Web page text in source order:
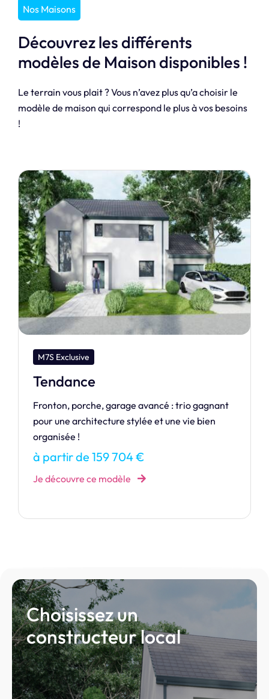
Nos Maisons
Découvrez les différents
modèles de Maison disponibles !
Le terrain vous plait ? Vous n’avez plus qu’a choisir le
modèle de maison qui correspond le plus à vos besoins
!
M7S Dream
Bora 90
Notre maison de la gamme Dream. Cédez aux
charmes de la BORA BORA.
à partir de 134 135 €
Je découvre ce modèle
Choisissez un
constructeur local